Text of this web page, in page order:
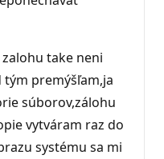
take neni
tým premýšľam,ja
súborov,zálohu
vytváram raz do
systému sa mi